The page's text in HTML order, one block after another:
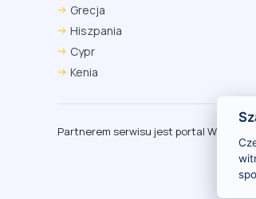
Grecja
Hiszpania
Cypr
Kenia
Partnerem serwisu jest portal Wakacje.pl